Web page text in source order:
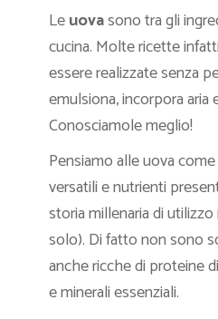
Leuovasono tra gli
cucina. Molte ricette
essere realizzate senza
emulsiona, incorpora aria
Conosciamole meglio!
Pensiamo alle uova
versatili e nutrienti
storia millenaria di
solo). Di fatto non sono
anche ricche di proteine
e minerali essenziali.